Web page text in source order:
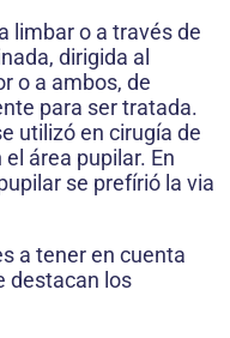
limbar o a través de
dirigida al
o a ambos, de
para ser tratada.
utilizó en cirugía de
área pupilar. En
se prefírió la via
a tener en cuenta
destacan los